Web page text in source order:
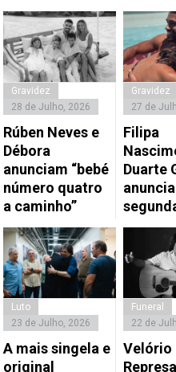
Gravidez
28 de Julho, 2026
Rúben Neves e
Débora
anunciam “bebé
número quatro
a caminho”
Gravidez
27 de
Filipa
Duarte
Luto
23 de Julho, 2026
A mais singela e
original
Funeral
22 de
Velório